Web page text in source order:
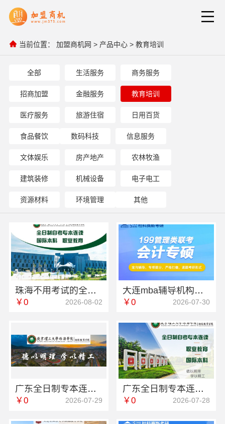
当前位置： 加盟商机网 > 产品中心 > 教育培训
全部 生活服务 商务服务
招商加盟 金融服务 教育培训
医疗服务 旅游住宿 日用百货
食品餐饮 数码科技 信息服务
文体娱乐 房产地产 农林牧渔
建筑装修 机械设备 电子电工
资源材料 环境管理 其他
珠海不用考试的全日制大专-北京理工大学珠海学院继教院
￥0 2026-08-02
大连mba辅导机构有哪些-社科赛斯
￥0 2026-07-30
广东全日制专本连读大专学校-北京理工大学珠海学院继续教育学院
￥0 2026-07-29
广东全日制专本连读院校学费多少-北京理工大学珠海学院继续教育学院
￥0 2026-07-28